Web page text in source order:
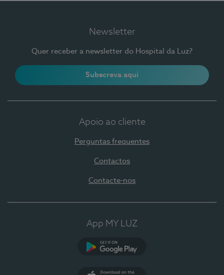
Newsletter
Quer receber a newsletter do Hospital da Luz?
Subscreva aqui
Apoio ao cliente
Perguntas frequentes
Contactos
Contacte-nos
App MY LUZ